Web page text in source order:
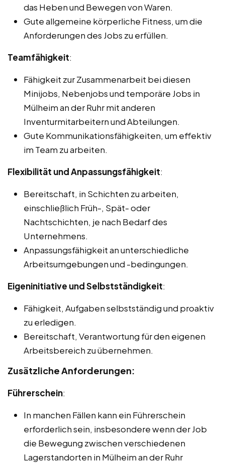
das Heben und Bewegen von Waren.
Gute allgemeine körperliche Fitness, um die
Anforderungen des Jobs zu erfüllen.
Teamfähigkeit:
Fähigkeit zur Zusammenarbeit bei diesen
Minijobs, Nebenjobs und temporäre Jobs in
Mülheim an der Ruhr mit anderen
Inventurmitarbeitern und Abteilungen.
Gute Kommunikationsfähigkeiten, um effektiv
im Team zu arbeiten.
Flexibilität und Anpassungsfähigkeit:
Bereitschaft, in Schichten zu arbeiten,
einschließlich Früh-, Spät- oder
Nachtschichten, je nach Bedarf des
Unternehmens.
Anpassungsfähigkeit an unterschiedliche
Arbeitsumgebungen und -bedingungen.
Eigeninitiative und Selbstständigkeit:
Fähigkeit, Aufgaben selbstständig und proaktiv
zu erledigen.
Bereitschaft, Verantwortung für den eigenen
Arbeitsbereich zu übernehmen.
Zusätzliche Anforderungen:
Führerschein:
In manchen Fällen kann ein Führerschein
erforderlich sein, insbesondere wenn der Job
die Bewegung zwischen verschiedenen
Lagerstandorten in Mülheim an der Ruhr